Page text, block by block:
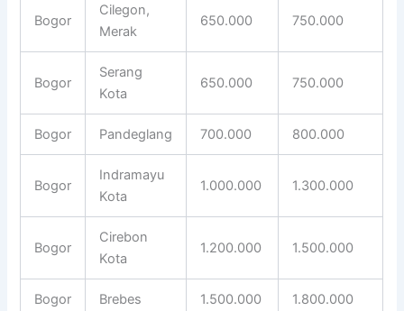
Bogor
Cilegon,
Merak
650.000 750.000
Bogor
Serang
Kota
650.000 750.000
Bogor Pandeglang 700.000 800.000
Bogor
Indramayu
Kota
1.000.000 1.300.000
Bogor
Cirebon
Kota
1.200.000 1.500.000
Bogor Brebes 1.500.000 1.800.000